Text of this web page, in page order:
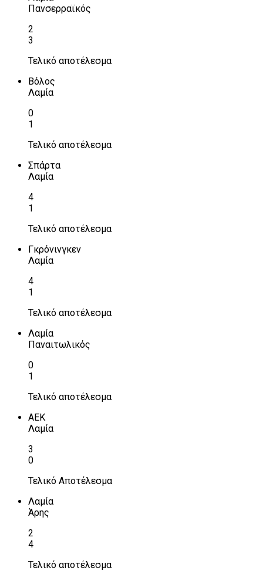
Πανσερραϊκός
2
3
Τελικό αποτέλεσμα
Βόλος
Λαμία
0
1
Τελικό αποτέλεσμα
Σπάρτα
Λαμία
4
1
Τελικό αποτέλεσμα
Γκρόνινγκεν
Λαμία
4
1
Τελικό αποτέλεσμα
Λαμία
Παναιτωλικός
0
1
Τελικό αποτέλεσμα
ΑΕΚ
Λαμία
3
0
Τελικό Αποτέλεσμα
Λαμία
Άρης
2
4
Τελικό αποτέλεσμα